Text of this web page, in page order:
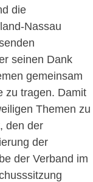
die
Nassau
seinen Dank
gemeinsam
zu tragen. Damit
Themen zu
den der
der
der Verband im